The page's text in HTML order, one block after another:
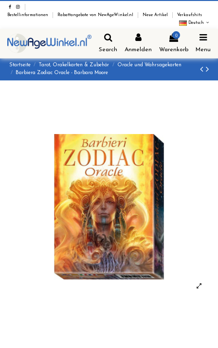
Bestellinformationen Rabattangebote von NewAgeWinkel.nl Neue Artikel
Verkaufshits
Deutsch
Search Anmelden
0
Warenkorb Menu
Startseite Tarot, Orakelkarten & Zubehör
Oracle und Wahrsagekarten
Barbiera Zodiac Oracle - Barbara Moore